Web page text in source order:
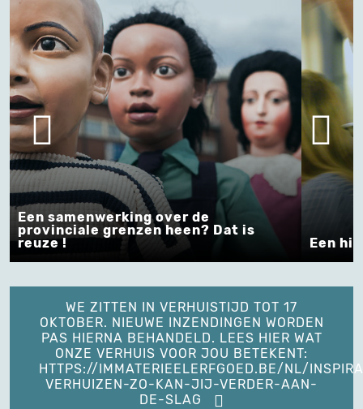
Een samenwerking over de
provinciale grenzen heen? Dat is
reuze !
Een
WE ZITTEN IN VERHUISTIJD TOT 17
OKTOBER. NIEUWE INZENDINGEN WORDEN
PAS HIERNA BEHANDELD. LEES HIER WAT
ONZE VERHUIS VOOR JOU BETEKENT:
HTTPS://IMMATERIEELERFGOED.BE/NL/
VERHUIZEN-ZO-KAN-JIJ-VERDER-AAN-
DE-SLAG